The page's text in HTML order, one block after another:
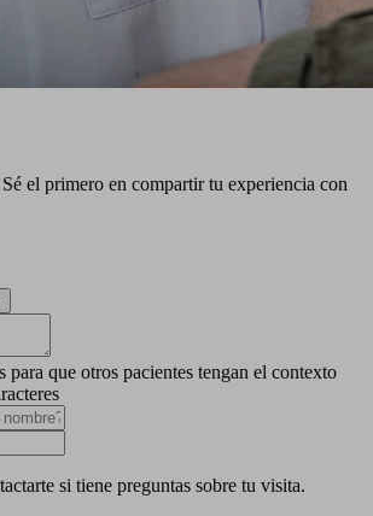
el primero en compartir tu experiencia con
para que otros pacientes tengan el contexto
si tiene preguntas sobre tu visita.